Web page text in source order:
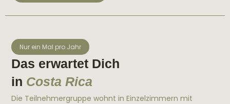
Nur ein Mal pro Jahr
Das erwartet Dich
in Costa Rica
Die Teilnehmergruppe wohnt in Einzelzimmern mit